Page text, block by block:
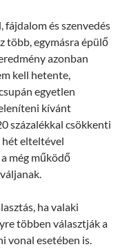
és szenvedés
több, egymásra épülő
azonban
kell hetente,
egyetlen
kívánt
százalékkal csökkenti
hét elteltével
még működő
ha valaki
többen választják a
vonal esetében is.